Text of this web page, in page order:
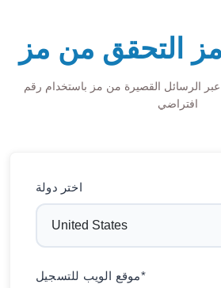
التحقق من مز
الرسائل القصيرة من مز باستخدام رقم
افتراضي
اختر دولة
موقع الويب للتسجيل*